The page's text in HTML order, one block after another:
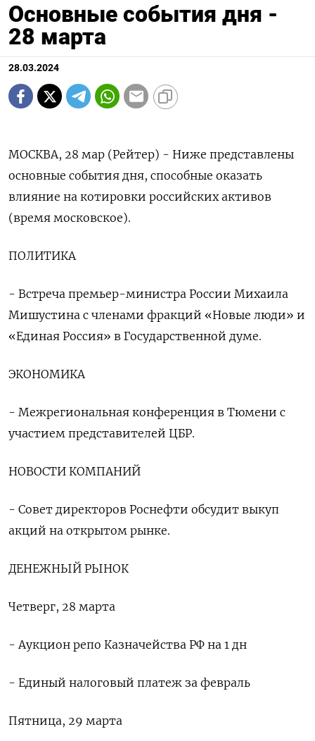
Основные события дня -
28 марта
28.03.2024
МОСКВА, 28 мар (Рейтер) - Ниже представлены
основные события дня, способные оказать
влияние на котировки российских активов
(время московское).
ПОЛИТИКА
- Встреча премьер-министра России Михаила
Мишустина с членами фракций «Новые люди» и
«Единая Россия» в Государственной думе.
ЭКОНОМИКА
- Межрегиональная конференция в Тюмени с
участием представителей ЦБР.
НОВОСТИ КОМПАНИЙ
- Совет директоров Роснефти обсудит выкуп
акций на открытом рынке.
ДЕНЕЖНЫЙ РЫНОК
Четверг, 28 марта
- Аукцион репо Казначейства РФ на 1 дн
- Единый налоговый платеж за февраль
Пятница, 29 марта